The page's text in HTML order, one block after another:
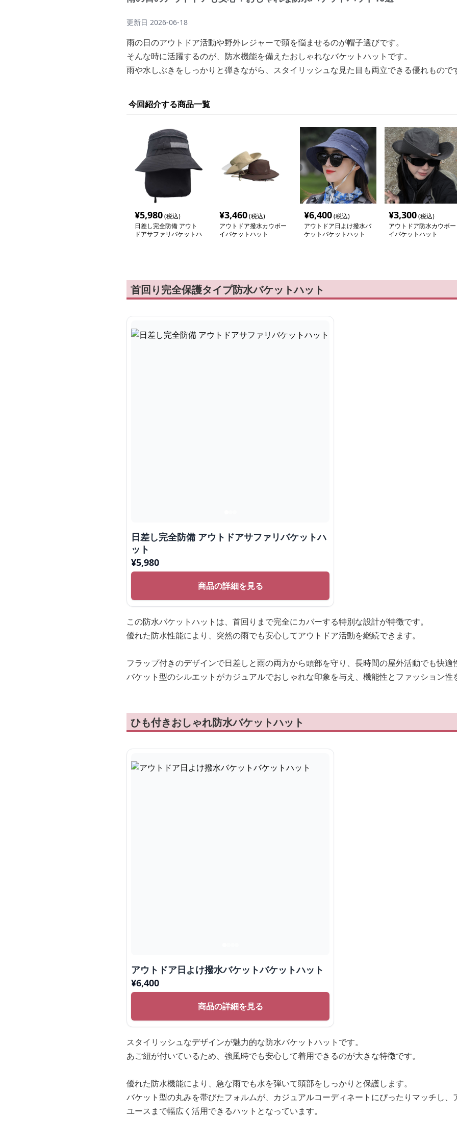
更新日 2026-06-18
雨の日のアウトドア活動や野外レジャーで頭を悩ませるのが帽子選びです。
そんな時に活躍するのが、防水機能を備えたおしゃれなバケットハットです。
雨や水しぶきをしっかりと弾きながら、スタイリッシュな見た目も両立できる優れもので
今回紹介する商品一覧
¥5,980(税込)
日差し完全防備 アウト
ドアサファリバケットハ
¥3,460(税込)
アウトドア撥水カウボー
イバケットハット
¥6,400(税込)
アウトドア日よけ撥水バ
ケットバケットハット
¥3,300(税込)
アウトドア防水カウボー
イバケットハット
首回り完全保護タイプ防水バケットハット
日差し完全防備 アウトドアサファリバケットハ
ット
¥5,980
商品の詳細を見る
この防水バケットハットは、首回りまで完全にカバーする特別な設計が特徴です。
優れた防水性能により、突然の雨でも安心してアウトドア活動を継続できます。
フラップ付きのデザインで日差しと雨の両方から頭部を守り、長時間の屋外活動でも快適
バケット型のシルエットがカジュアルでおしゃれな印象を与え、機能性とファッション性
ひも付きおしゃれ防水バケットハット
アウトドア日よけ撥水バケットバケットハット
¥6,400
商品の詳細を見る
スタイリッシュなデザインが魅力的な防水バケットハットです。
あご紐が付いているため、強風時でも安心して着用できるのが大きな特徴です。
優れた防水機能により、急な雨でも水を弾いて頭部をしっかりと保護します。
バケット型の丸みを帯びたフォルムが、カジュアルコーディネートにぴったりマッチし、
ユースまで幅広く活用できるハットとなっています。